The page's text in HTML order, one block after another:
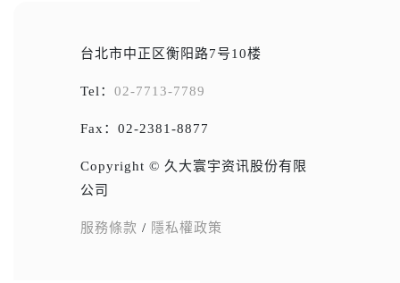
台北市中正区衡阳路7号10楼
Tel： 02-7713-7789
Fax：02-2381-8877
Copyright © 久大寰宇资讯股份有限
公司
服務條款 / 隱私權政策